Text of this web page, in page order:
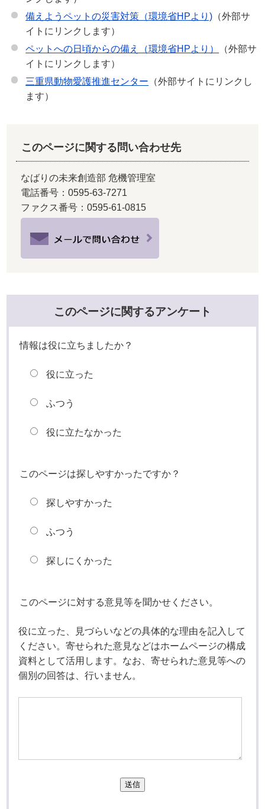
備えようペットの災害対策（環境省HPより) （外部サ
イトにリンクします）
ペットへの日頃からの備え（環境省HPより）
（外部サ
イトにリンクします）
三重県動物愛護推進センター （外部サイトにリンクし
ます）
このページに関する問い合わせ先
なばりの未来創造部 危機管理室
電話番号：0595-63-7271
ファクス番号：0595-61-0815
このページに関するアンケート
情報は役に立ちましたか？
役に立った
ふつう
役に立たなかった
このページは探しやすかったですか？
探しやすかった
ふつう
探しにくかった
このページに対する意見等を聞かせください。
役に立った、見づらいなどの具体的な理由を記入して
ください。寄せられた意見などはホームページの構成
資料として活用します。なお、寄せられた意見等への
個別の回答は、行いません。
送信